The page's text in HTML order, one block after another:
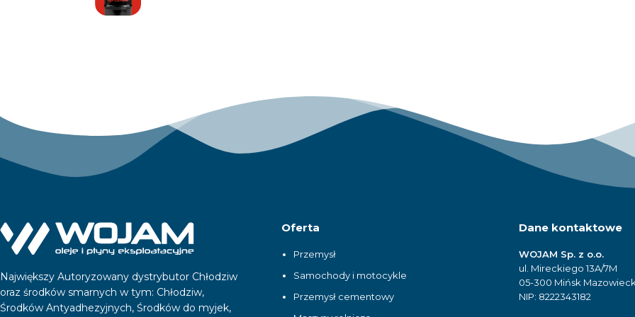
Największy Autoryzowany dystrybutor Chłodziw
oraz środków smarnych w tym: Chłodziw,
Środków Antyadhezyjnych, Środków do myjek,
Oferta
Przemysł
Samochody i motocykle
Przemysł cementowy
Dane kontaktowe
WOJAM Sp. z o.o.
ul. Mireckiego 13A/7M
05-300 Mińsk
NIP: 8222343182